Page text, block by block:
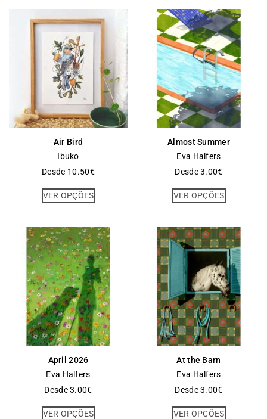
Air Bird
Ibuko
Desde 10.50€
VER OPÇÕES
Almost Summer
Eva Halfers
Desde3.00€
VER OPÇÕES
April 2026
Eva Halfers
Desde3.00€
VER OPÇÕES
At the Barn
Eva Halfers
Desde3.00€
VER OPÇÕES